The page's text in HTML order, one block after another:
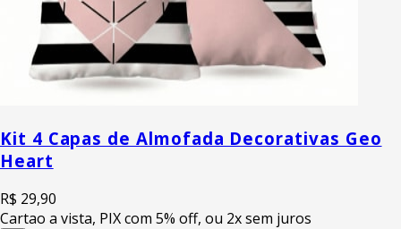
Kit 4 Capas de Almofada Decorativas Geo
Heart
R$ 29,90
Cartao a vista, PIX com 5% off, ou 2x sem juros